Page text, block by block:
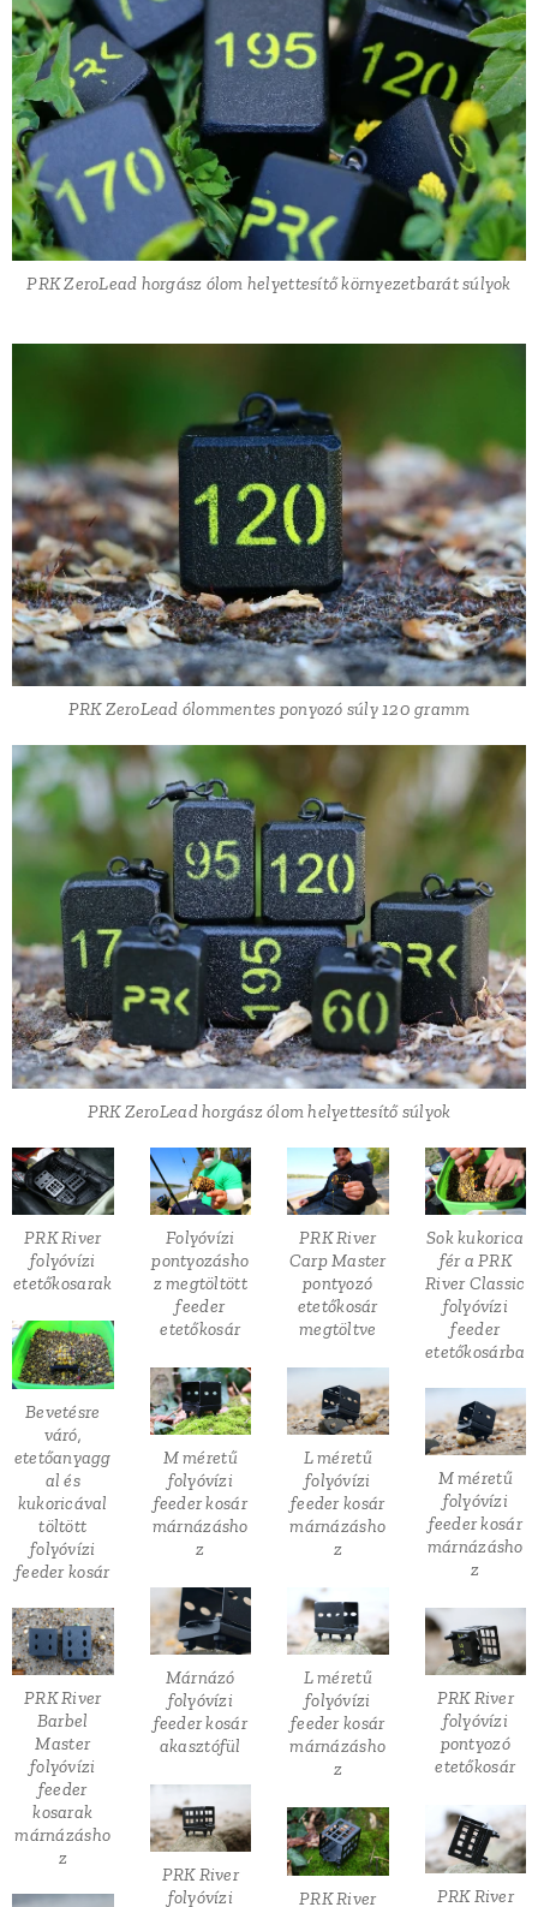
PRK ZeroLead horgász ólom helyettesítő környezetbarát súlyok
PRK ZeroLead ólommentes ponyozó súly 120 gramm
PRK ZeroLead horgász ólom helyettesítő súlyok
PRK River
folyóvízi
etetőkosarak
Folyóvízi
pontyozásho
z megtöltött
feeder
etetőkosár
PRK River
Carp Master
pontyozó
etetőkosár
megtöltve
Sok kukorica
fér a PRK
River Classic
folyóvízi
feeder
etetőkosárba
Bevetésre
váró,
etetőanyagg
al és
kukoricával
töltött
folyóvízi
feeder kosár
M méretű
folyóvízi
feeder kosár
márnázásho
z
L méretű
folyóvízi
feeder kosár
márnázásho
z
M méretű
folyóvízi
feeder kosár
márnázásho
z
Márnázó
folyóvízi
feeder kosár
akasztófül
L méretű
folyóvízi
feeder kosár
márnázásho
z
PRK River
Barbel
Master
folyóvízi
feeder
kosarak
márnázásho
z
PRK River
folyóvízi
pontyozó
etetőkosár
PRK River
folyóvízi
PRK River
PRK River